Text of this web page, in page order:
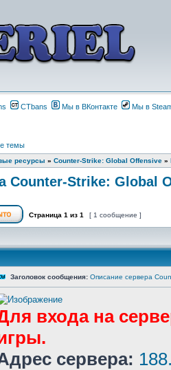
CTbans Мы в ВКонтакте Мы в
темы
ресурсы » Counter-Strike: Global Offensive »
Counter-Strike: Global
Страница 1 из 1 [ 1 сообщение ]
Заголовок сообщения: Описание сервера
входа на
сервера: